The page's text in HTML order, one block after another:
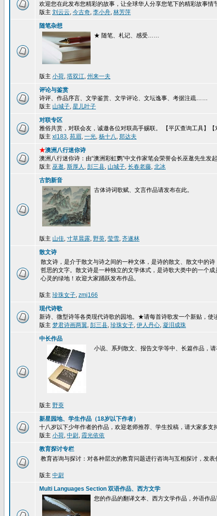
欢迎您在此发布您精彩的故事，让全球华人分享您笔下的精彩故事情
版主 刘云云, 今古奇, 李小舟, 林芳萍
随笔杂想
★ 随笔、札记、感受……
版主 小荷, 塔双江, 州来一夫
评论与鉴赏
诗评、作品序言、文学鉴赏、文学评论、文坛逸事、考据注疏……
版主 山城子, 星儿叶子
对联专区
雅俗共赏，对联会友，诚邀各位对联高手赐联。 【平仄查询工具】【
版主 xl183, 苑眉, 一光, 杨十八, 郑达夫
★澳洲八行迷你诗
澳洲八行迷你诗：由“澳洲彩虹鹦”中文作家笔会荣誉会长巫逖先生发
版主 巫逖, 斯厚人 , 彭三县, 山城子, 长春老藤, 北冰
古韵新音
古体诗词歌赋、文言作品请发布在此。
版主 山佳, 寸草晨露, 野萸, 莹雪, 齐遂林
散文诗
散文诗，是介于散文与诗之间的一种文体，是诗的散文、散文中的
哲思的文字。散文诗是一种独立的文学体式，是诗歌大类中的一个
心灵的绿地！欢迎大家踊跃发布作品。
版主 珍珠女子, zmj166
现代诗歌
新诗、微型诗等各类现代诗歌的园地。★请每首诗歌发一个新贴，使
版主 梦君诗画两翼, 彭三县, 珍珠女子, 伊人丹心, 凝泪成珠
中长作品
小说、系列散文、报告文学等中、长篇作品，
版主 野萸
新星园地、学生作品（18岁以下作者）
十八岁以下少年作者的作品，欢迎老师推荐、学生投稿，请大家多支
版主 小荷, 中尉, 霞光依依
教育探讨专栏
教育咨询与探讨：对各种层次的教育问题进行咨询与互相探讨，发
版主 中尉
Multi Languages Section 双语作品、西方文学
您的作品的翻译文本、西方文学作品，外语作